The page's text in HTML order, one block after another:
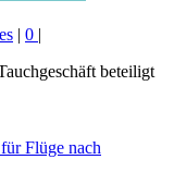
| 0 |
beteiligt